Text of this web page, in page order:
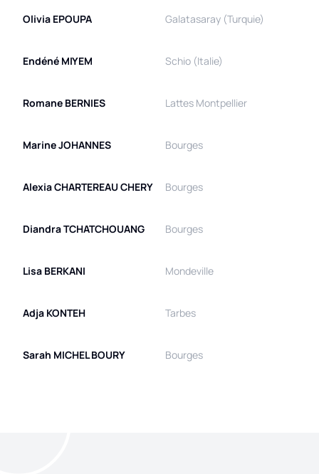
Olivia EPOUPA Galatasaray (Turquie)
Endéné MIYEM Schio (Italie)
Romane BERNIES Lattes Montpellier
MarineJOHANNES Bourges
AlexiaCHARTEREAU CHERY Bourges
DiandraTCHATCHOUANG Bourges
Lisa BERKANI Mondeville
Adja KONTEH Tarbes
Sarah MICHEL BOURY Bourges